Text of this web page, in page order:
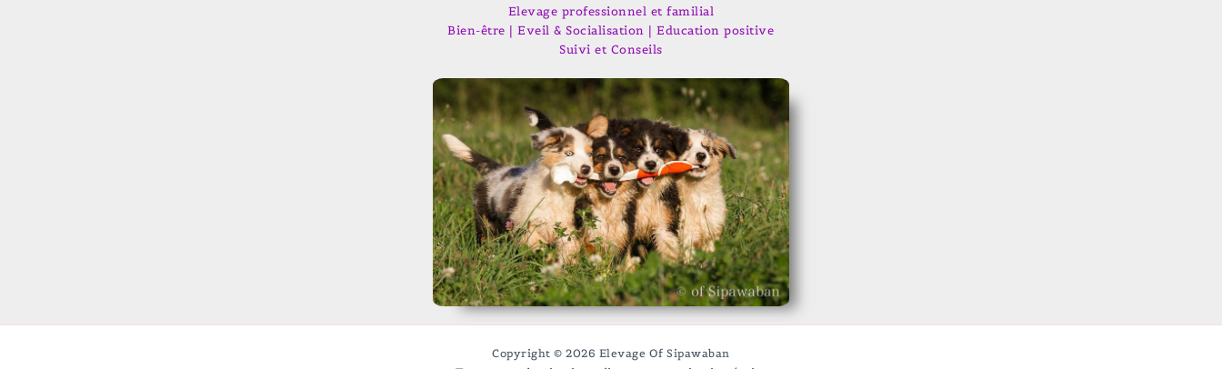
Elevage professionnel et familial
Bien-être | Eveil & Socialisation | Education positive
Suivi et Conseils
Copyright © 2026 Elevage Of Sipawaban